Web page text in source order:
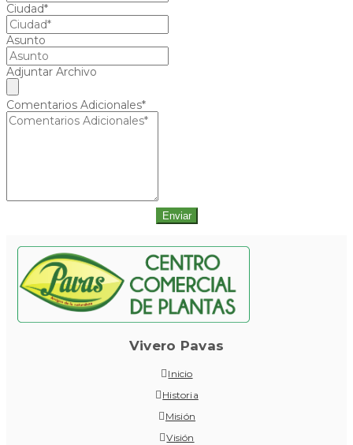
Ciudad*
Asunto
Adjuntar Archivo
Comentarios Adicionales*
Enviar
Vivero Pavas
Inicio
Historia
Misión
Visión